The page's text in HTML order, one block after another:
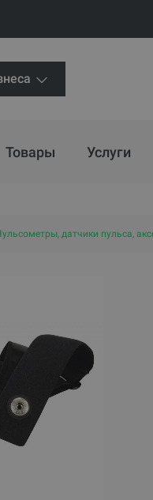
Товары Услуги
датчики пульса,